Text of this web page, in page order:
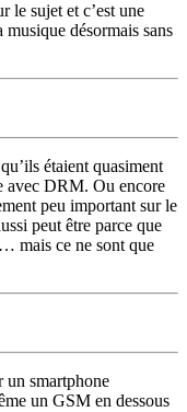
le sujet et c’est une
désormais sans
étaient quasiment
avec DRM. Ou encore
peu important sur le
peut être parce que
mais ce ne sont que
un smartphone
un GSM en dessous